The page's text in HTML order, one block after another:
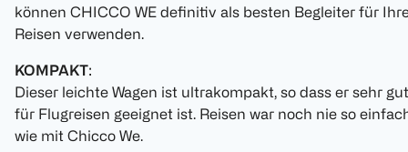
können CHICCO WE definitiv als besten Begleiter für
Reisen verwenden.
KOMPAKT:
Dieser leichte Wagen ist ultrakompakt, so dass er sehr gut
für Flugreisen geeignet ist. Reisen war noch nie so
wie mit Chicco We.